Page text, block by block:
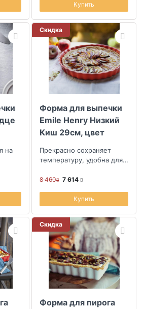
Купить
на
Скидка
Форма для выпечки
Emile Henry Низкий
Киш 29см, цвет
Прекрасно сохраняет
температуру, удобна для
стол
8 460 7 614
Купить
Скидка
Форма для пирога